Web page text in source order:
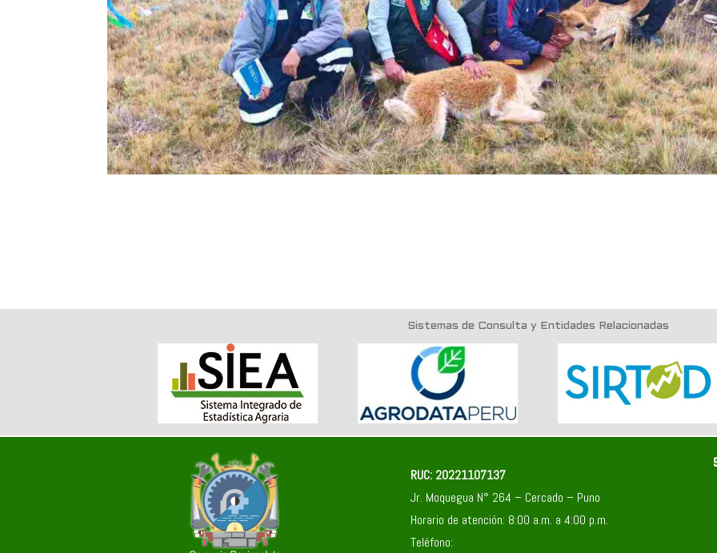
Sistemas de Consulta y Entidades Relacionadas
RUC: 20221107137
Jr. Moquegua N° 264 – Cercado – Puno
Horario de atención: 8:00 a.m. a 4:00 p.m.
Teléfono: